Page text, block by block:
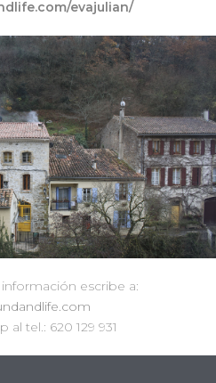
evajulian/
escribe a:
al tel.: 620 129 931